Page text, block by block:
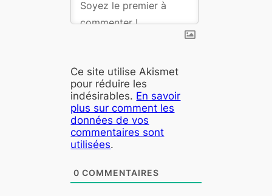
Ce site utilise Akismet
pour réduire les
indésirables. En savoir
plus sur comment les
données de vos
commentaires sont
utilisées.
0 COMMENTAIRES